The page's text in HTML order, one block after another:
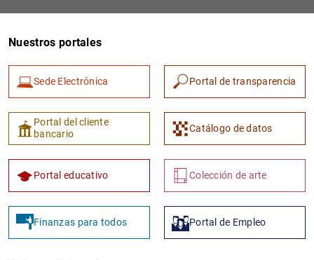
1 2
Nuestros portales
Sede Electrónica Portal de transparencia
Portal del cliente
bancario
Catálogo de datos
Portal educativo Colección de arte
Finanzas para todos Portal de Empleo